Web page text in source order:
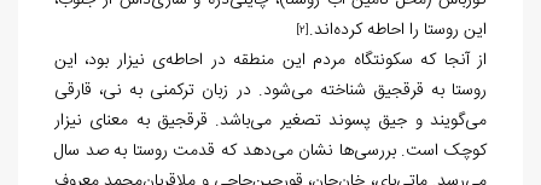
این روستا را احاطه کرده‌اند.[2]
از آنجا که سکونتگاه مردم این منطقه در احاطه‌ی نیزار بود، این
روستا به قرقجیق شناخته می‌شود. در زبان ترکمنی به نی، قارقی
می‌گویند و جیق پسوند تصغیر می‌باشد. قرقجیق به معنای نیزار
کوچک است. بررسی‌ها نشان می‌دهد که قدمت روستا به صد سال